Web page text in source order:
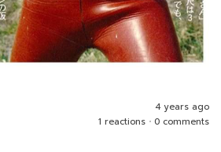
4 years ago
1 reactions • 0 comments